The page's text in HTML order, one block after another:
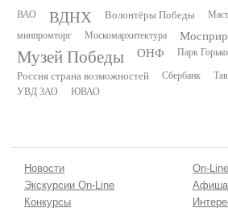
ВАО ВДНХ Волонтёры Победы
минпромторг
Москомархитектура
Музей Победы ОНФ Парк
Россия страна возможностей Сбербанк
УВД ЗАО
ЮВАО
Новости
On-
Экскурсии On-Line
Афиша
Конкурсы